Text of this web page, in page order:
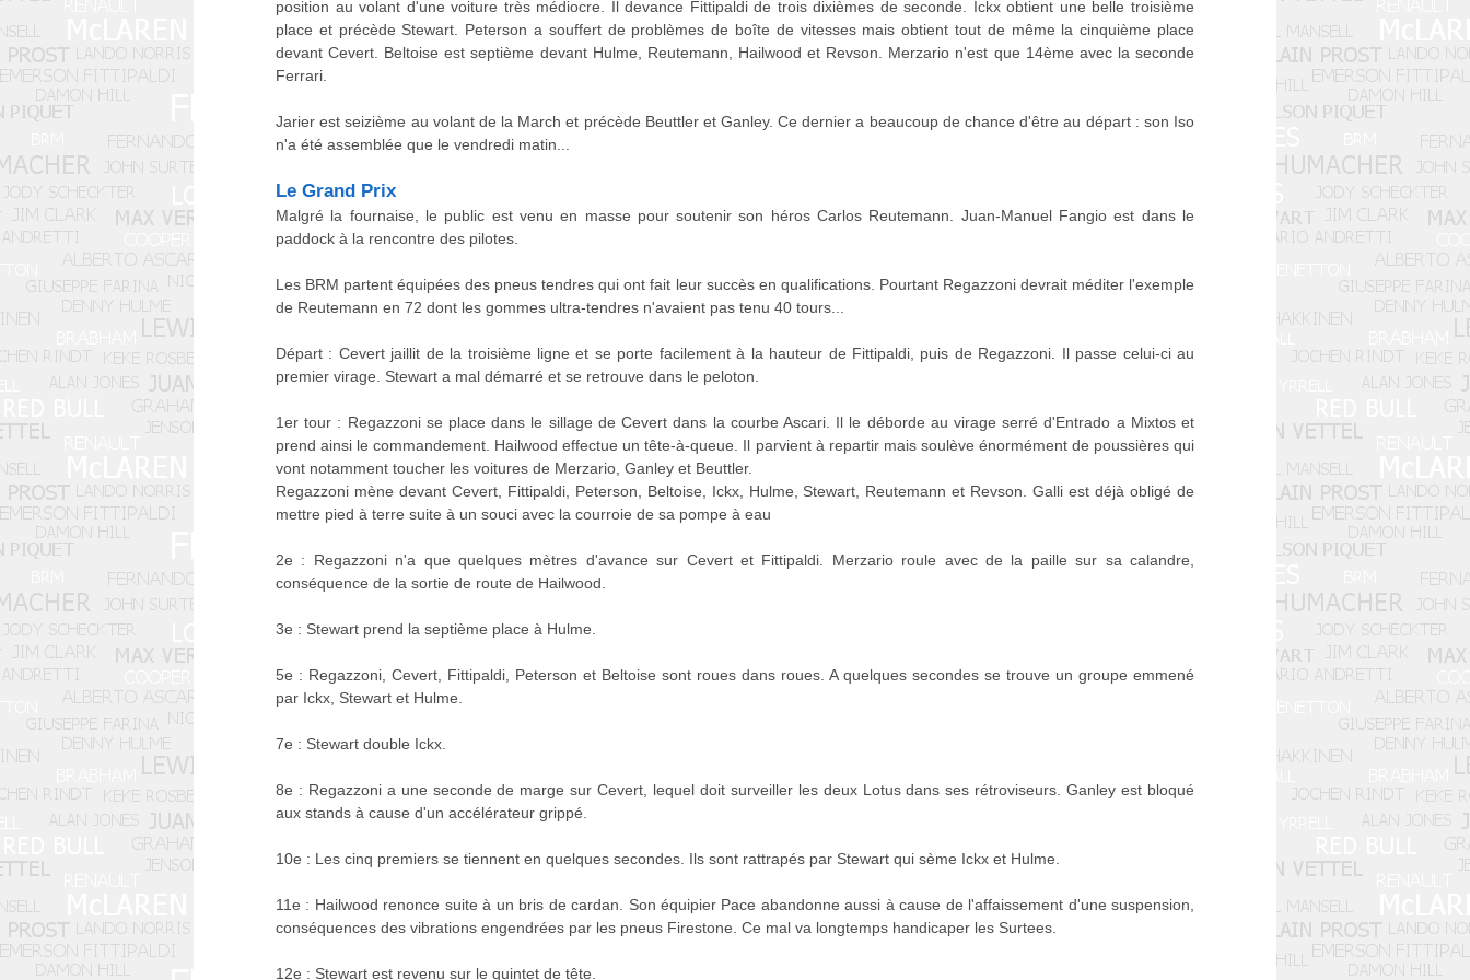
position au volant d'une voiture très médiocre. Il devance Fittipaldi de trois dixièmes de seconde. Ickx obtient une belle troisième
place et précède Stewart. Peterson a souffert de problèmes de boîte de vitesses mais obtient tout de même la cinquième place
devant Cevert. Beltoise est septième devant Hulme, Reutemann, Hailwood et Revson. Merzario n'est que 14ème avec la seconde
Ferrari.
Jarier est seizième au volant de la March et précède Beuttler et Ganley. Ce dernier a beaucoup de chance d'être au départ : son Iso
n'a été assemblée que le vendredi matin...
Le Grand Prix
Malgré la fournaise, le public est venu en masse pour soutenir son héros Carlos Reutemann. Juan-Manuel Fangio est dans le
paddock à la rencontre des pilotes.
Les BRM partent équipées des pneus tendres qui ont fait leur succès en qualifications. Pourtant Regazzoni devrait méditer l'exemple
de Reutemann en 72 dont les gommes ultra-tendres n'avaient pas tenu 40 tours...
Départ : Cevert jaillit de la troisième ligne et se porte facilement à la hauteur de Fittipaldi, puis de Regazzoni. Il passe celui-ci au
premier virage. Stewart a mal démarré et se retrouve dans le peloton.
1er tour : Regazzoni se place dans le sillage de Cevert dans la courbe Ascari. Il le déborde au virage serré d'Entrado a Mixtos et
prend ainsi le commandement. Hailwood effectue un tête-à-queue. Il parvient à repartir mais soulève énormément de poussières qui
vont notamment toucher les voitures de Merzario, Ganley et Beuttler.
Regazzoni mène devant Cevert, Fittipaldi, Peterson, Beltoise, Ickx, Hulme, Stewart, Reutemann et Revson. Galli est déjà obligé de
mettre pied à terre suite à un souci avec la courroie de sa pompe à eau
2e : Regazzoni n'a que quelques mètres d'avance sur Cevert et Fittipaldi. Merzario roule avec de la paille sur sa calandre,
conséquence de la sortie de route de Hailwood.
3e : Stewart prend la septième place à Hulme.
5e : Regazzoni, Cevert, Fittipaldi, Peterson et Beltoise sont roues dans roues. A quelques secondes se trouve un groupe emmené
par Ickx, Stewart et Hulme.
7e : Stewart double Ickx.
8e : Regazzoni a une seconde de marge sur Cevert, lequel doit surveiller les deux Lotus dans ses rétroviseurs. Ganley est bloqué
aux stands à cause d'un accélérateur grippé.
10e : Les cinq premiers se tiennent en quelques secondes. Ils sont rattrapés par Stewart qui sème Ickx et Hulme.
11e : Hailwood renonce suite à un bris de cardan. Son équipier Pace abandonne aussi à cause de l'affaissement d'une suspension,
conséquences des vibrations engendrées par les pneus Firestone. Ce mal va longtemps handicaper les Surtees.
12e : Stewart est revenu sur le quintet de tête.